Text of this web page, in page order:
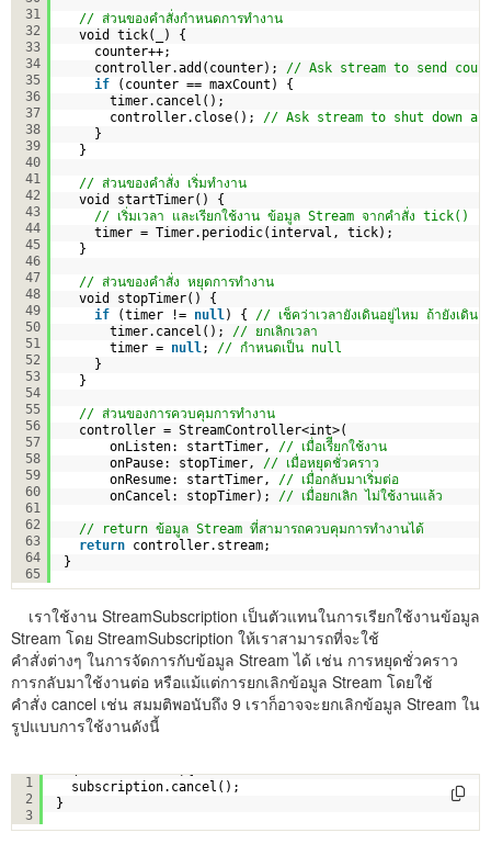
31
32
33
34
35
36
37
38
39
40
41
42
43
44
45
46
47
48
49
50
51
52
53
54
55
56
57
58
59
60
61
62
63
64
65
// ส่วนของคำสั่งกำหนดการทำงาน
void tick(_) {
counter++;
controller.add(counter); // Ask stream to send
if
(counter == maxCount) {
timer.cancel();
controller.close(); // Ask stream to shut down
}
}
// ส่วนของคำสั่ง เริ่มทำงาน
void startTimer() {
// เริ่มเวลา และเรียกใช้งาน ข้อมูล Stream จากคำสั่ง tick()
timer = Timer.periodic(interval, tick);
}
// ส่วนของคำสั่ง หยุดการทำงาน
void stopTimer() {
if
(timer != null ) { // เช็คว่าเวลายังเดินอยู่ไหม ถ้ายังเดินอ
timer.cancel(); // ยกเลิกเวลา
timer = null ; // กำหนดเป็น null
}
}
// ส่วนของการควบคุมการทำงาน
controller = StreamController<int>(
onListen: startTimer, // เมื่อเรีียกใช้งาน
onPause: stopTimer, // เมื่อหยุดชั่วคราว
onResume: startTimer, // เมื่อกลับมาเริ่มต่อ
onCancel: stopTimer); // เมื่อยกเลิก ไม่ใช้งานแล้ว
// return ข้อมูล Stream ที่สามารถควบคุมการทำงานได้
return controller.stream;
}
เราใช้งาน StreamSubscription เป็นตัวแทนในการเรียกใช้งานข้อมูล
Stream โดย StreamSubscription ให้เราสามารถที่จะใช้
คำสั่งต่างๆ ในการจัดการกับข้อมูล Stream ได้ เช่น การหยุดชั่วคราว
การกลับมาใช้งานต่อ หรือแม้แต่การยกเลิกข้อมูล Stream โดยใช้
คำสั่ง cancel เช่น สมมติพอนับถึง 9 เราก็อาจจะยกเลิกข้อมูล Stream ใน
รูปแบบการใช้งานดังนี้
1
2
3
subscription.cancel();
}